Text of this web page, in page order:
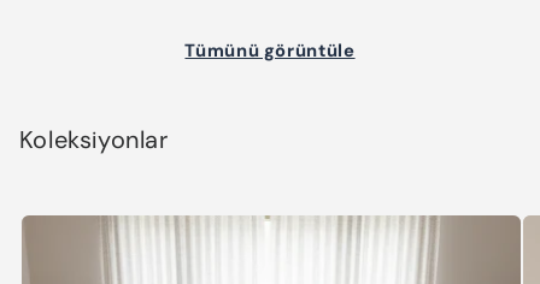
Tümünü görüntüle
Koleksiyonlar